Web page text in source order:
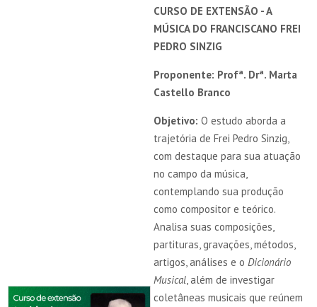
CURSO DE EXTENSÃO - A
MÚSICA DO FRANCISCANO FREI
PEDRO SINZIG
Proponente: Profª. Drª. Marta
Castello Branco
Objetivo: O estudo aborda a
trajetória de Frei Pedro Sinzig,
com destaque para sua atuação
no campo da música,
contemplando sua produção
como compositor e teórico.
Analisa suas composições,
partituras, gravações, métodos,
artigos, análises e o Dicionário
Musical , além de investigar
coletâneas musicais que reúnem